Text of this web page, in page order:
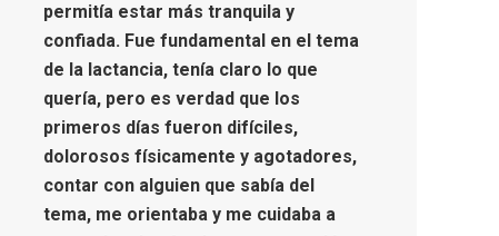
permitía estar más tranquila y
confiada. Fue fundamental en el tema
de la lactancia, tenía claro lo que
quería, pero es verdad que los
primeros días fueron difíciles,
dolorosos físicamente y agotadores,
contar con alguien que sabía del
tema, me orientaba y me cuidaba a